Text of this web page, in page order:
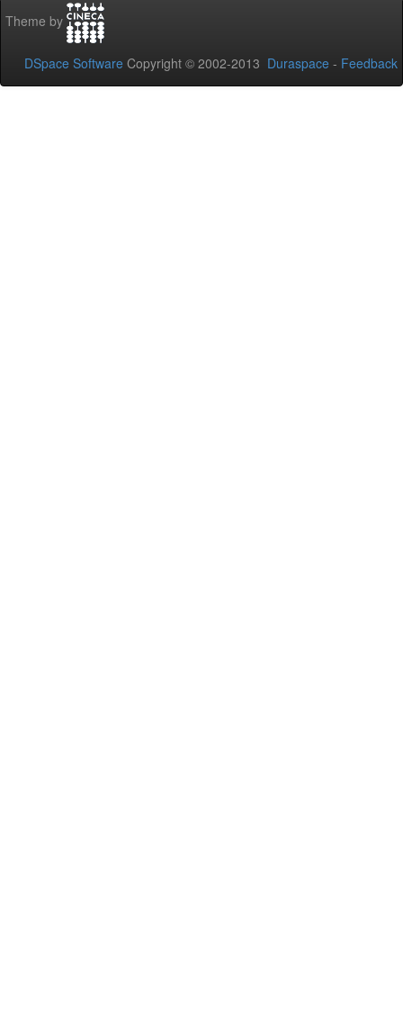
Theme by
DSpace Software Copyright © 2002-2013 Duraspace - Feedback